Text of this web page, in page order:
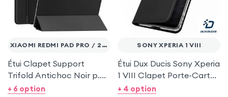
XIAOMI REDMI PAD PRO / 2 PRO
Étui Clapet Support
Trifold Antichoc Noir p.
Xiaomi Redmi Pad et Pad
+ 6 option
SONY XPERIA 1 VIII
Étui Dux Ducis Sony Xperia
1 VIII Clapet Porte-Carte
Noir
+ 4 option